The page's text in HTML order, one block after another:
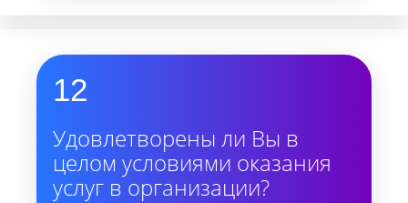
12
Удовлетворены ли Вы в
целом условиями оказания
услуг в организации?